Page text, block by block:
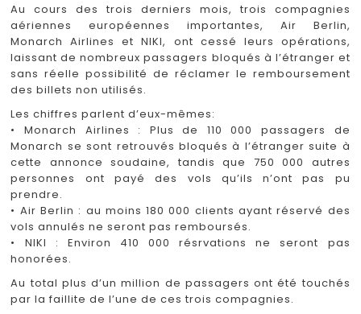
Au cours des trois derniers mois, trois compagnies
aériennes européennes importantes, Air Berlin,
Monarch Airlines et NIKI, ont cessé leurs opérations,
laissant de nombreux passagers bloqués à l’étranger et
sans réelle possibilité de réclamer le remboursement
des billets non utilisés.
Les chiffres parlent d’eux-mêmes:
• Monarch Airlines : Plus de 110 000 passagers de
Monarch se sont retrouvés bloqués à l’étranger suite à
cette annonce soudaine, tandis que 750 000 autres
personnes ont payé des vols qu’ils n’ont pas pu
prendre.
• Air Berlin : au moins 180 000 clients ayant réservé des
vols annulés ne seront pas remboursés.
• NIKI : Environ 410 000 résrvations ne seront pas
honorées.
Au total plus d’un million de passagers ont été touchés
par la faillite de l’une de ces trois compagnies.